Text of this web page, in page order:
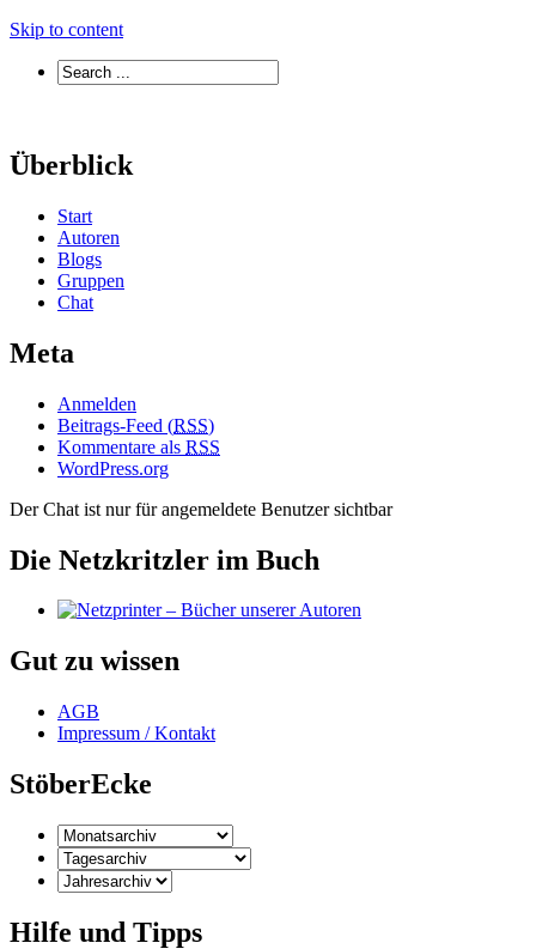
Skip to content
Überblick
Start
Autoren
Blogs
Gruppen
Chat
Meta
Anmelden
Beitrags-Feed (RSS)
Kommentare als RSS
WordPress.org
Der Chat ist nur für angemeldete Benutzer sichtbar
Die Netzkritzler im Buch
Gut zu wissen
AGB
Impressum / Kontakt
StöberEcke
Hilfe und Tipps